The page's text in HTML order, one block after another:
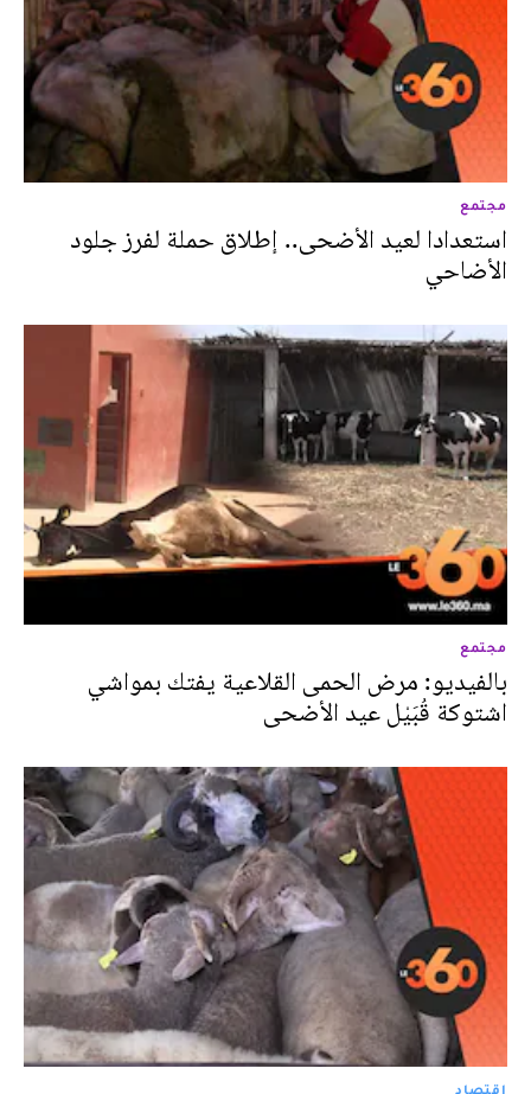
مجتمع
استعدادا لعيد الأضحى.. إطلاق حملة لفرز جلود
الأضاحي
مجتمع
بالفيديو: مرض الحمى القلاعية يفتك بمواشي
اشتوكة قُبَيْل عيد الأضحى
اقتصاد